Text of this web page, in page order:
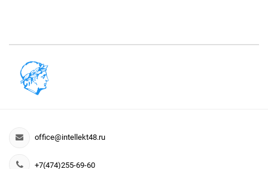
office@intellekt48.ru
+7(474)255-69-60